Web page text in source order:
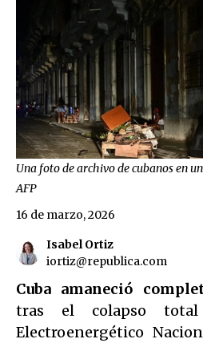
Una foto de archivo de cubanos en
AFP
Isabel Ortiz
iortiz@republica.com
16 de marzo, 2026
Cuba amaneció
tras el colapso
Electroenergético